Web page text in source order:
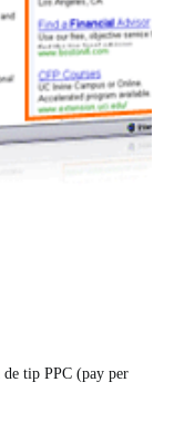
de tip PPC (pay per